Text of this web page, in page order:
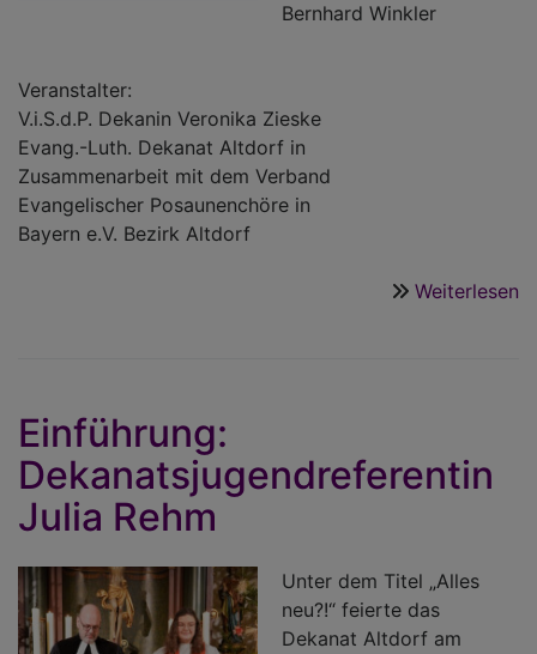
Bernhard Winkler
Veranstalter:
V.i.S.d.P. Dekanin Veronika Zieske
Evang.-Luth. Dekanat Altdorf in
Zusammenarbeit mit dem Verband
Evangelischer Posaunenchöre in
Bayern e.V. Bezirk Altdorf
Weiterlesen
Einführung:
Dekanatsjugendreferentin
Julia Rehm
Unter dem Titel „Alles
neu?!“ feierte das
Dekanat Altdorf am